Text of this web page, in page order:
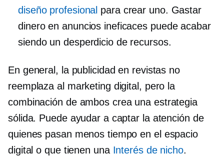
diseño profesional para crear uno. Gastar
dinero en anuncios ineficaces puede acabar
siendo un desperdicio de recursos.
En general, la publicidad en revistas no
reemplaza al marketing digital, pero la
combinación de ambos crea una estrategia
sólida. Puede ayudar a captar la atención de
quienes pasan menos tiempo en el espacio
digital o que tienen una Interés de nicho.